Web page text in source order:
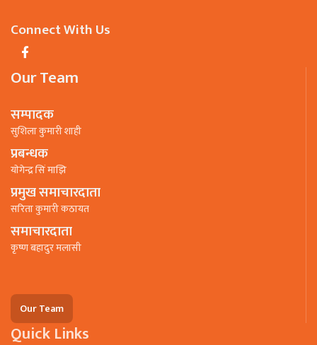
Connect With Us
Our Team
सम्पादक
सुशिला कुमारी शाही
प्रबन्धक
याेगेन्द्र सिं माझि
प्रमुख समाचारदाता
सरिता कुमारी कठायत
समाचारदाता
कृष्ण बहादुर मलासी
Our Team
Quick Links